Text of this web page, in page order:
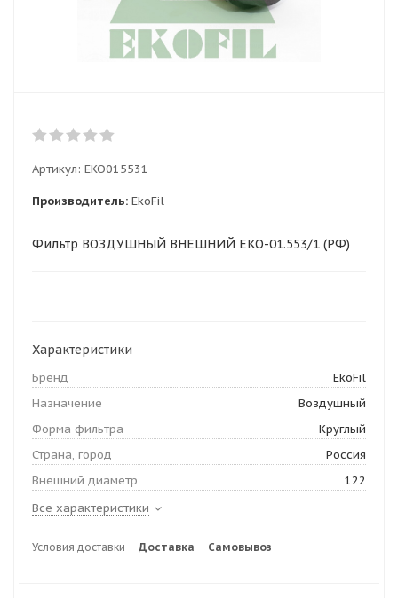
Артикул: EKO015531
Производитель: EkoFil
Фильтр ВОЗДУШНЫЙ ВНЕШНИЙ EKO-01.553/1 (РФ)
Характеристики
Бренд
EkoFil
Назначение
Воздушный
Форма фильтра
Круглый
Страна, город
Россия
Внешний диаметр
122
Все характеристики
Условия доставки Доставка Самовывоз